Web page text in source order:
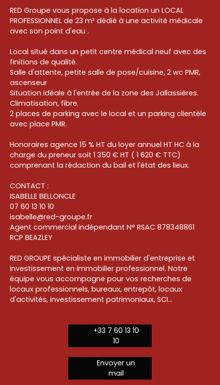
RED Groupe vous propose à la location un LOCAL
PROFESSIONNEL de 23 m² dédié à une activité médicale
avec son point d'eau .
Local situé dans un petit centre médical neuf avec des
finitions de qualité.
Salle d'attente, petite salle de pose/cuisine, 2 wc PMR,
ascenseur
Situation idéale à l'entrée de la zone des Jallassières.
Climatisation, fibre.
2 places de parking avec le local et un parking clientèle
avec place PMR.
Honoraires agence 15 % HT du loyer annuel HT HC à la
charge du preneur soit 1 350 € HT ( 1 620 € TTC)
comprenant la rédaction du bail et l'état des lieux.
CONTACT :
ISABELLE BELLONCLE
07 60 13 10 10
isabelle@red-groupe.fr
Agent commercial indépendant N° RSAC 878348861
RCP BEAZLEY
RED GROUPE spécialiste en immobilier d'entreprise et
investissement en immobilier professionnel. Notre
équipe vous accompagne pour vos recherches de
locaux professionnels, bureaux, entrepôt, locaux
d'activités, investissement patrimoniaux, SCI...
+33 7 60 13 10
10
Envoyer un
mail